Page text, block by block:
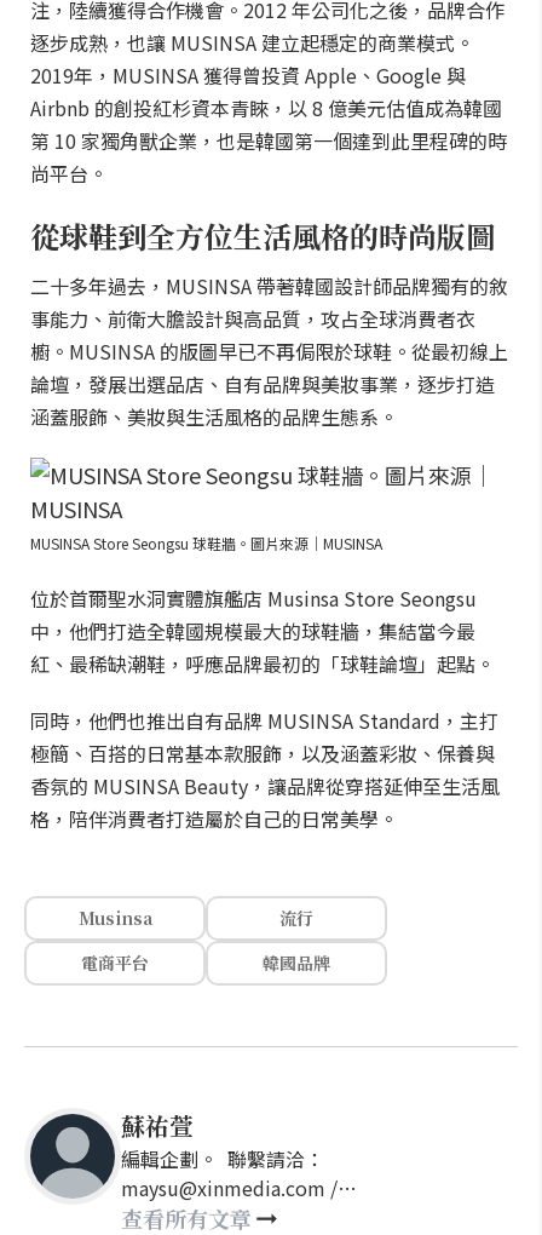
注，陸續獲得合作機會。2012 年公司化之後，品牌合作
逐步成熟，也讓 MUSINSA 建立起穩定的商業模式。
2019年，MUSINSA 獲得曾投資 Apple、Google 與
Airbnb 的創投紅杉資本青睞，以 8 億美元估值成為韓國
第 10 家獨角獸企業，也是韓國第一個達到此里程碑的時
尚平台。
從球鞋到全方位生活風格的時尚版圖
二十多年過去，MUSINSA 帶著韓國設計師品牌獨有的敘
事能力、前衛大膽設計與高品質，攻占全球消費者衣
櫥。MUSINSA 的版圖早已不再侷限於球鞋。從最初線上
論壇，發展出選品店、自有品牌與美妝事業，逐步打造
涵蓋服飾、美妝與生活風格的品牌生態系。
MUSINSA Store Seongsu 球鞋牆。圖片來源｜MUSINSA
位於首爾聖水洞實體旗艦店 Musinsa Store Seongsu
中，他們打造全韓國規模最大的球鞋牆，集結當今最
紅、最稀缺潮鞋，呼應品牌最初的「球鞋論壇」起點。
同時，他們也推出自有品牌 MUSINSA Standard，主打
極簡、百搭的日常基本款服飾，以及涵蓋彩妝、保養與
香氛的 MUSINSA Beauty，讓品牌從穿搭延伸至生活風
格，陪伴消費者打造屬於自己的日常美學。
Musinsa
流行
電商平台
韓國品牌
蘇祐萱
編輯企劃。 聯繫請洽：
maysu@xinmedia.com /
may860527@gmail.com
查看所有文章